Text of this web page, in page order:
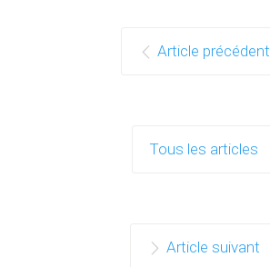
Article précédent
Tous les articles
Article suivant